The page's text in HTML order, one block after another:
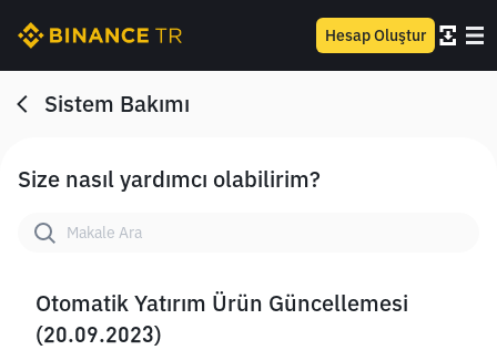
Hesap Oluştur
Sistem Bakımı
Size nasıl yardımcı olabilirim?
Otomatik Yatırım Ürün Güncellemesi
(20.09.2023)